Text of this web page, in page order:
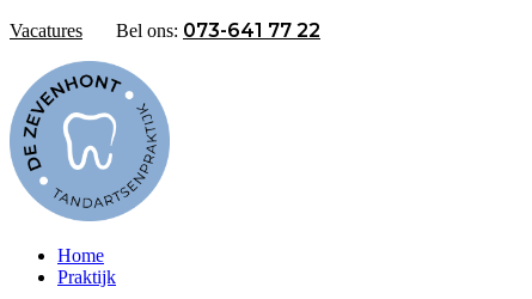
Vacatures Bel ons: 073-641 77 22
Home
Praktijk